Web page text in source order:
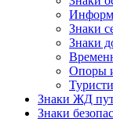
Знаки
Знаки
Опоры
Знаки ЖД
Знаки